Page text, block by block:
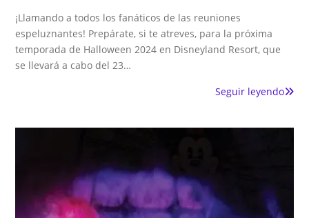
¡Llamando a todos los fanáticos de las reuniones
espeluznantes! Prepárate, si te atreves, para la próxima
temporada de Halloween 2024 en Disneyland Resort, que
se llevará a cabo del 23…
Seguir leyendo